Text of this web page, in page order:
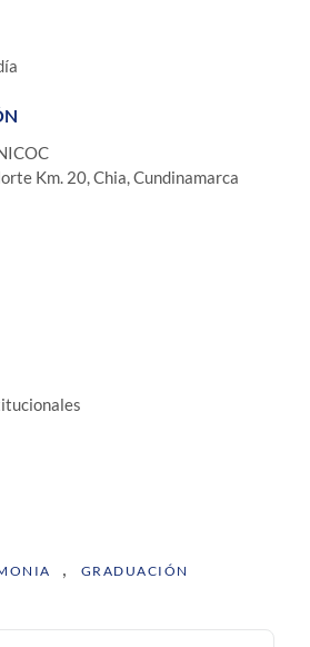
Km. 20, Chia, Cundinamarca
, GRADUACIÓN